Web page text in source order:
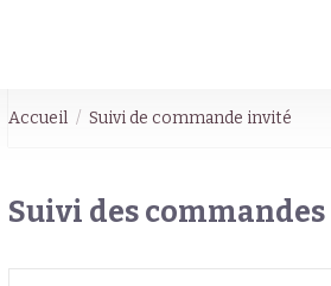
Accueil Suivi de commande invité
Suivi des